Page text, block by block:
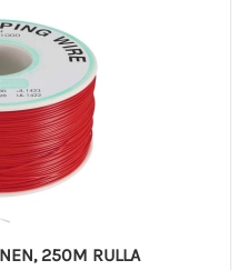
250M RULLA